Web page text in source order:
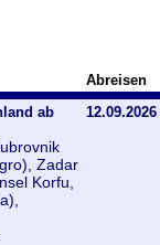
Abreisen
ab
Zadar
Korfu,
12.09.2026